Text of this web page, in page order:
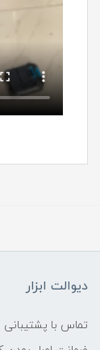
دیوالت ابزار
تماس با پشتیبانی